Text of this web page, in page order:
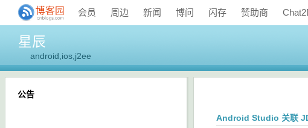
会员 周边 新闻 博问 闪存 赞助商
星辰
android,ios,j2ee
Android Studio 关联
公告